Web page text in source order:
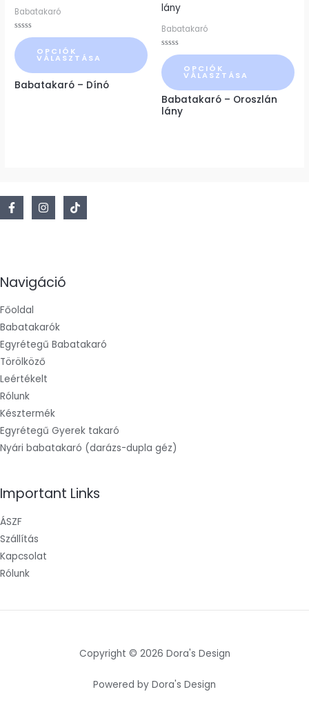
Babatakaró
Értékelés:
0
/
5
OPCIÓK
VÁLASZTÁSA
a
terméknek
több
variációja
van.
Babatakaró – Dínó
Babatakaró
Értékelés:
0
/
5
OPCIÓK
VÁLASZTÁSA
a
terméknek
több
variációja
van.
A
változatok
Babatakaró – Oroszlán
lány
Navigáció
Főoldal
Babatakarók
Egyrétegű Babatakaró
Törölköző
Leértékelt
Rólunk
Késztermék
Egyrétegű Gyerek takaró
Nyári babatakaró (darázs-dupla géz)
Important Links
ÁSZF
Szállítás
Kapcsolat
Rólunk
Copyright © 2026 Dora's Design
Powered by Dora's Design